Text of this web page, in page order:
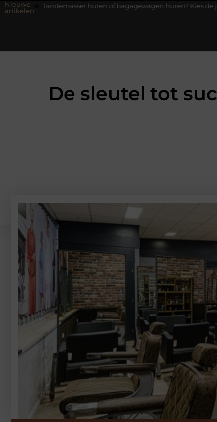
Nieuwe
artikelen
huren of bagagewagen huren? Kies de juiste aanhanger voor
De sleutel tot